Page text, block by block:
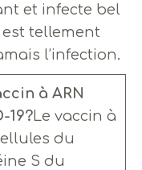
et infecte bel
est tellement
l’infection.
à ARN
19?Le vaccin à
du
S du